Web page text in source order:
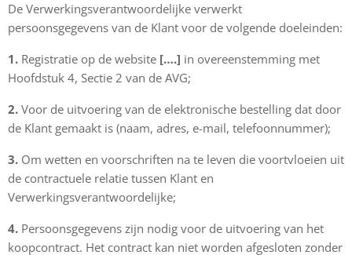
De Verwerkingsverantwoordelijke verwerkt
persoonsgegevens van de Klant voor de volgende doeleinden:
1. Registratie op de website [….] in overeenstemming met
Hoofdstuk 4, Sectie 2 van de AVG;
2. Voor de uitvoering van de elektronische bestelling dat door
de Klant gemaakt is (naam, adres, e-mail, telefoonnummer);
3. Om wetten en voorschriften na te leven die voortvloeien uit
de contractuele relatie tussen Klant en
Verwerkingsverantwoordelijke;
4. Persoonsgegevens zijn nodig voor de uitvoering van het
koopcontract. Het contract kan niet worden afgesloten zonder